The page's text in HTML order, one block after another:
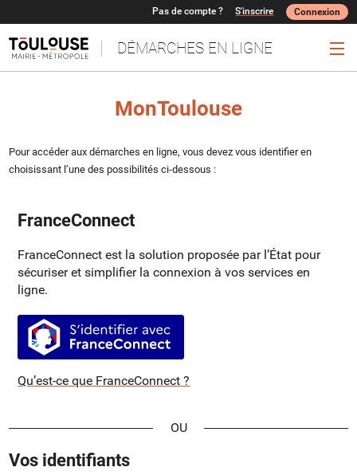
DÉMARCHES EN LIGNE
Pas de compte ? S'inscrire Connexion
MonToulouse
Pour accéder aux démarches en ligne, vous devez vous identifier en
choisissant l’une des possibilités ci-dessous :
FranceConnect
FranceConnect est la solution proposée par l’État pour
sécuriser et simplifier la connexion à vos services en
ligne.
S’identifier avec FranceConnect
Qu’est-ce que FranceConnect ?
Vos identifiants
*